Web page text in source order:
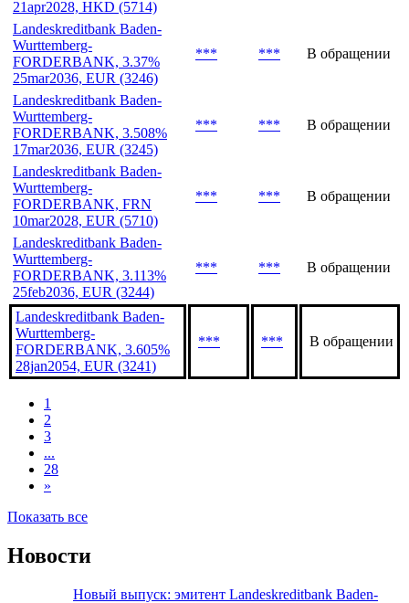
21apr2028, HKD (5714)
Landeskreditbank Baden-
Wurttemberg-
FORDERBANK, 3.37%
25mar2036, EUR (3246)
*** *** В обращении
Landeskreditbank Baden-
Wurttemberg-
FORDERBANK, 3.508%
17mar2036, EUR (3245)
*** *** В обращении
Landeskreditbank Baden-
Wurttemberg-
FORDERBANK, FRN
10mar2028, EUR (5710)
*** *** В обращении
Landeskreditbank Baden-
Wurttemberg-
FORDERBANK, 3.113%
25feb2036, EUR (3244)
*** *** В обращении
Landeskreditbank Baden-
Wurttemberg-
FORDERBANK, 3.605%
28jan2054, EUR (3241)
*** *** В обращении
1
2
3
...
28
»
Показать все
Новости
Новый выпуск: эмитент Landeskreditbank Baden-